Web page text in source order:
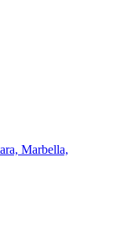
Marbella,